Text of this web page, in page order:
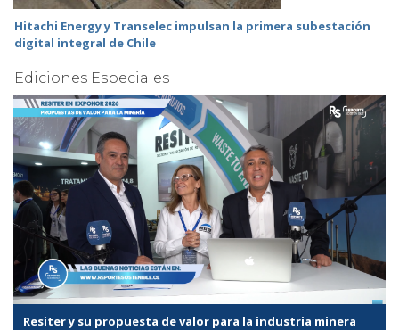
Hitachi Energy y Transelec impulsan la primera subestación
digital integral de Chile
Ediciones Especiales
Resiter y su propuesta de valor para la industria minera